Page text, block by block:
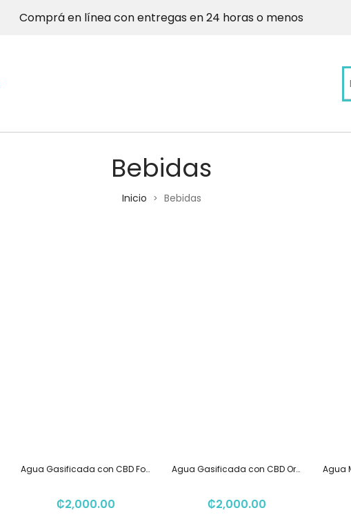
Comprá en línea con entregas en 24 horas o menos
Bebidas
Inicio > Bebidas
Agua Gasificada con CBD Forest Focus 354ml
₡2,000.00
Agua Gasificada con CBD Orange Break 354ml
₡2,000.00